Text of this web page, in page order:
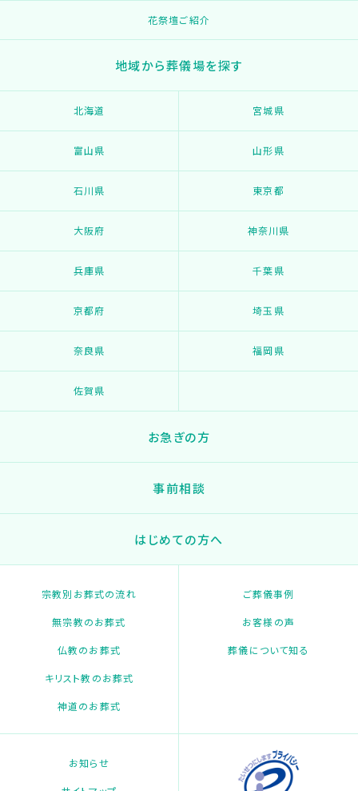
花祭壇ご紹介
地域から葬儀場を探す
北海道 宮城県
富山県 山形県
石川県 東京都
大阪府 神奈川県
兵庫県 千葉県
京都府 埼玉県
奈良県 福岡県
佐賀県
お急ぎの方
事前相談
はじめての方へ
宗教別お葬式の流れ
無宗教のお葬式
仏教のお葬式
キリスト教のお葬式
神道のお葬式
ご葬儀事例
お客様の声
葬儀について知る
お知らせ